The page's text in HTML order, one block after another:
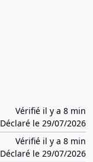
Vérifié il y a 8 min
Déclaré le 29/07/2026
Vérifié il y a 8 min
Déclaré le 29/07/2026